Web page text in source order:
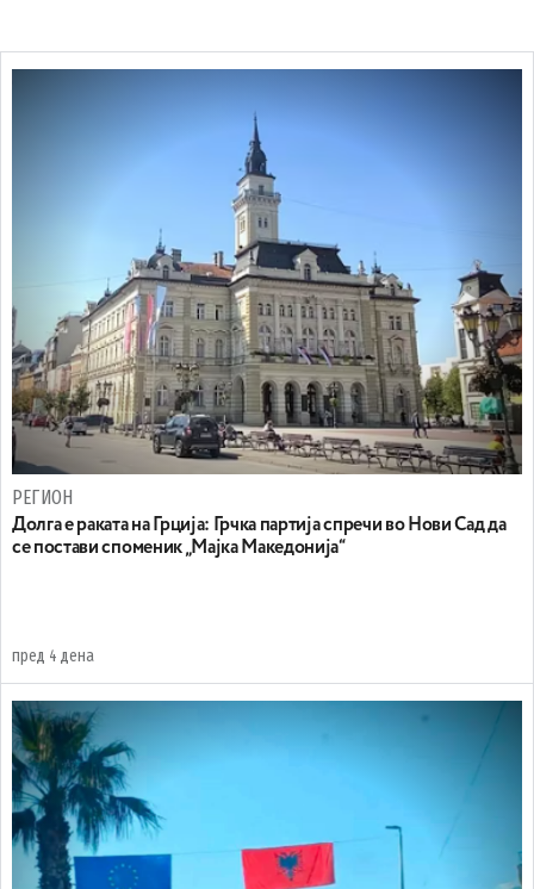
РЕГИОН
Долга е раката на Грција: Грчка партија спречи во Нови Сад да
се постави споменик „Мајка Македонија“
пред 4 дена